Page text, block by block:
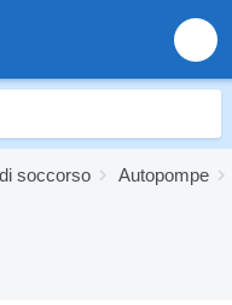
soccorso Autopompe